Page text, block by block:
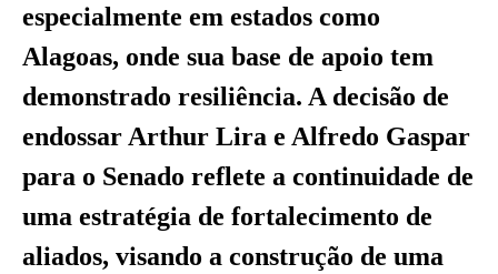
especialmente em estados como
Alagoas, onde sua base de apoio tem
demonstrado resiliência. A decisão de
endossar Arthur Lira e Alfredo Gaspar
para o Senado reflete a continuidade de
uma estratégia de fortalecimento de
aliados, visando a construção de uma